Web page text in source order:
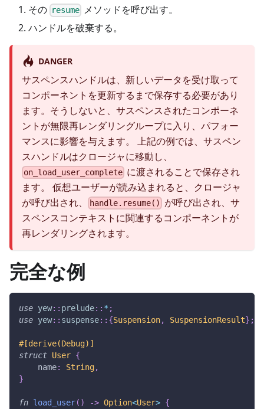
その resume メソッドを呼び出す。
ハンドルを破棄する。
DANGER
サスペンスハンドルは、新しいデータを受け取って
コンポーネントを更新するまで保存する必要があり
ます。そうしないと、サスペンスされたコンポーネ
ントが無限再レンダリングループに入り、パフォー
マンスに影響を与えます。 上記の例では、サスペン
スハンドルはクロージャに移動し、
on_load_user_complete に渡されることで保存され
ます。 仮想ユーザーが読み込まれると、クロージャ
が呼び出され、
handle.resume()
が呼び出され、サ
スペンスコンテキストに関連するコンポーネントが
再レンダリングされます。
完全な例
use yew:: prelude:: * ;
use yew:: suspense:: {Suspension, SuspensionResult} ;
#[derive(Debug)]
struct User {
    name
: String,
}
fn load_user( ) -> Option<User> {